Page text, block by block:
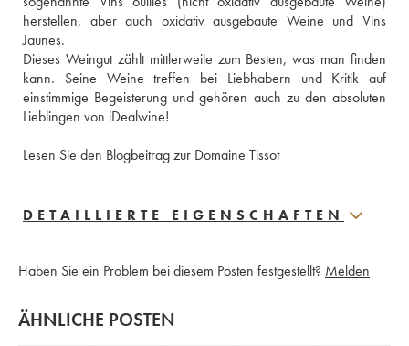
herstellen, aber auch oxidativ ausgebaute Weine und Vins
Jaunes.
Dieses Weingut zählt mittlerweile zum Besten, was man finden
kann. Seine Weine treffen bei Liebhabern und Kritik auf
einstimmige Begeisterung und gehören auch zu den absoluten
Lieblingen von iDealwine!
Lesen Sie den Blogbeitrag zur Domaine Tissot
DETAILLIERTE EIGENSCHAFTEN
Haben Sie ein Problem bei diesem Posten festgestellt? Melden
ÄHNLICHE POSTEN